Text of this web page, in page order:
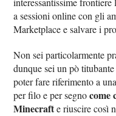
a sessioni online con gli
Marketplace e salvare i
Non sei particolarmente
dunque sei un pò
poter fare riferimento a
per filo e per segnocome
Minecrafte riuscire così